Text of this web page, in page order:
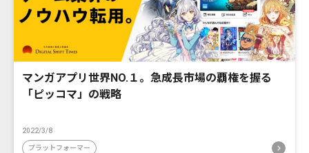
マンガアプリ世界NO.１。急成長市場の覇権を握る
「ピッコマ」の戦略
2022/3/8
プラットフォーマー